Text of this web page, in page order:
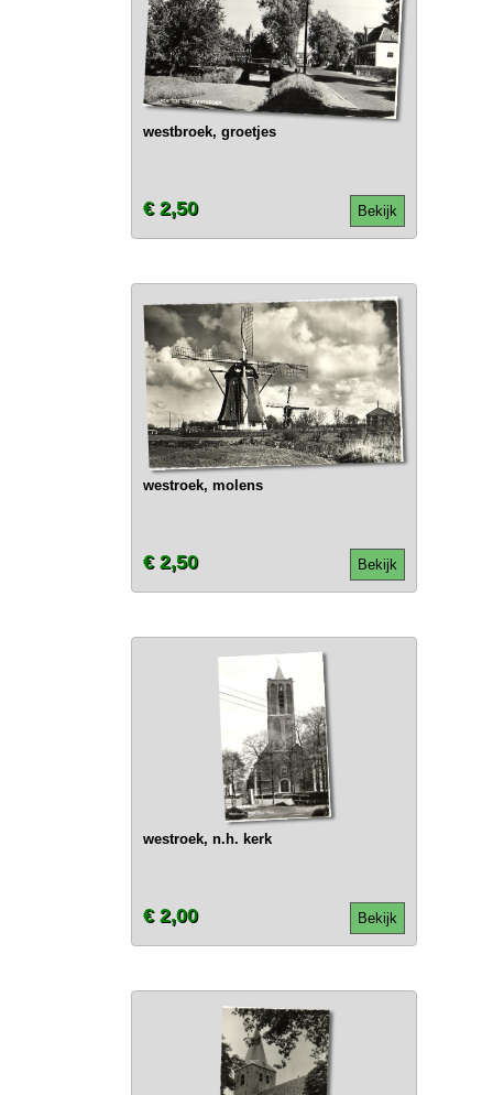
westbroek, groetjes
Bekijk
€ 2,50
westroek, molens
Bekijk
€ 2,50
westroek, n.h. kerk
Bekijk
€ 2,00